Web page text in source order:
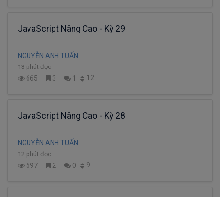
JavaScript Nâng Cao - Kỳ 29
NGUYỄN ANH TUẤN
13 phút đọc
665 3 1 12
JavaScript Nâng Cao - Kỳ 28
NGUYỄN ANH TUẤN
12 phút đọc
597 2 0 9